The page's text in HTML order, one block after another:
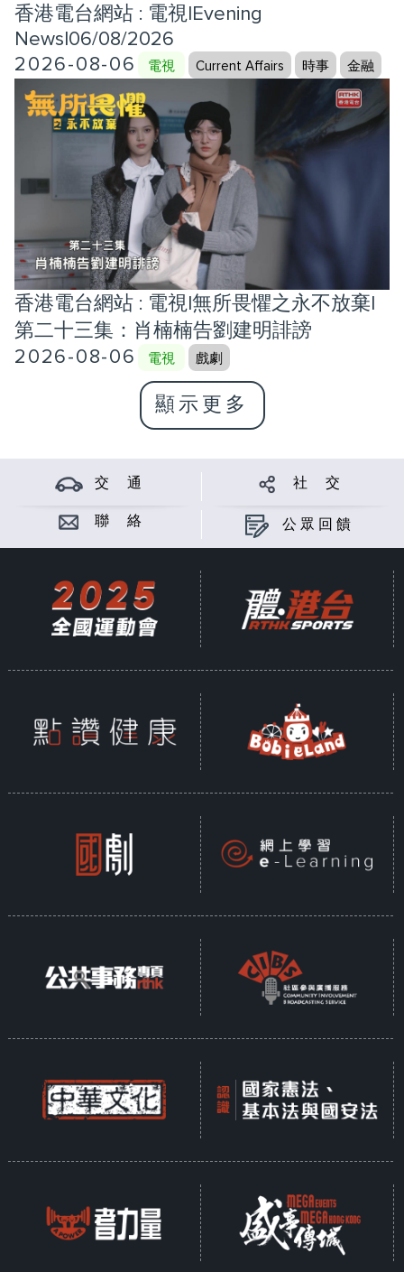
香港電台網站 : 電視|Evening
News|06/08/2026
2026-08-06
電視 Current Affairs 時事 金融
香港電台網站 : 電視|無所畏懼之永不放棄|
第二十三集：肖楠楠告劉建明誹謗
2026-08-06
電視 戲劇
顯示更多
交 通 社 交
聯 絡 公眾回饋